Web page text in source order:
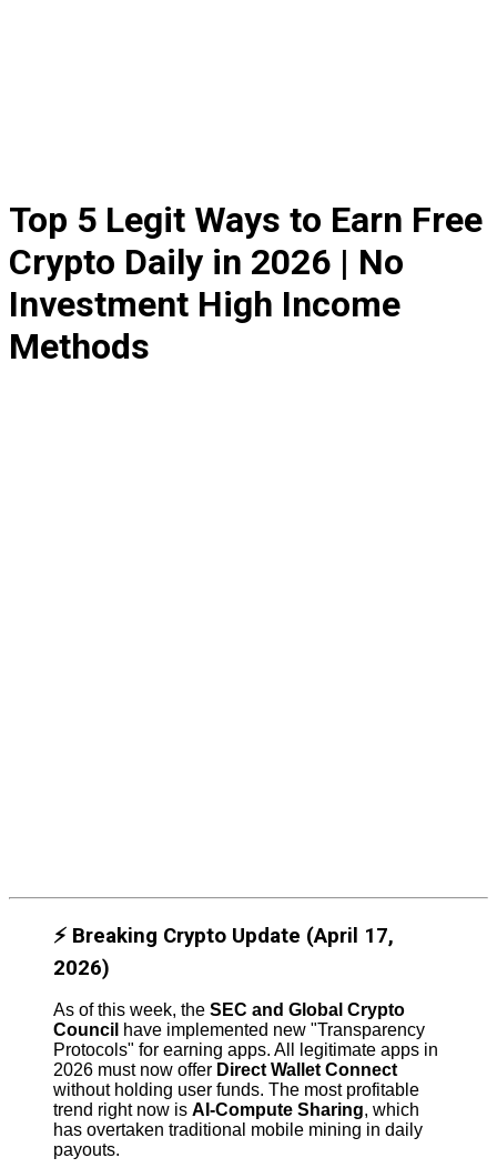
Top 5 Legit Ways to Earn Free
Crypto Daily in 2026 | No
Investment High Income
Methods
⚡ Breaking Crypto Update (April 17,
2026)
As of this week, the SEC and Global Crypto
Council have implemented new "Transparency
Protocols" for earning apps. All legitimate apps in
2026 must now offer Direct Wallet Connect
without holding user funds. The most profitable
trend right now is AI-Compute Sharing, which
has overtaken traditional mobile mining in daily
payouts.